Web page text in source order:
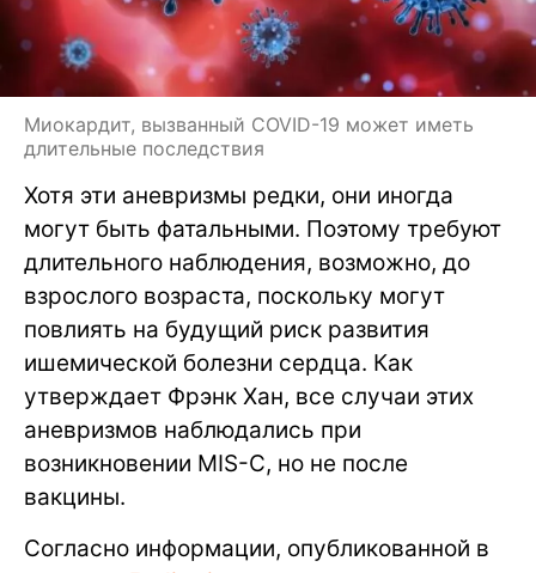
Миокардит, вызванный COVID-19 может иметь
длительные последствия
Хотя эти аневризмы редки, они иногда
могут быть фатальными. Поэтому требуют
длительного наблюдения, возможно, до
взрослого возраста, поскольку могут
повлиять на будущий риск развития
ишемической болезни сердца. Как
утверждает Фрэнк Хан, все случаи этих
аневризмов наблюдались при
возникновении MIS-C, но не после
вакцины.
Согласно информации, опубликованной в